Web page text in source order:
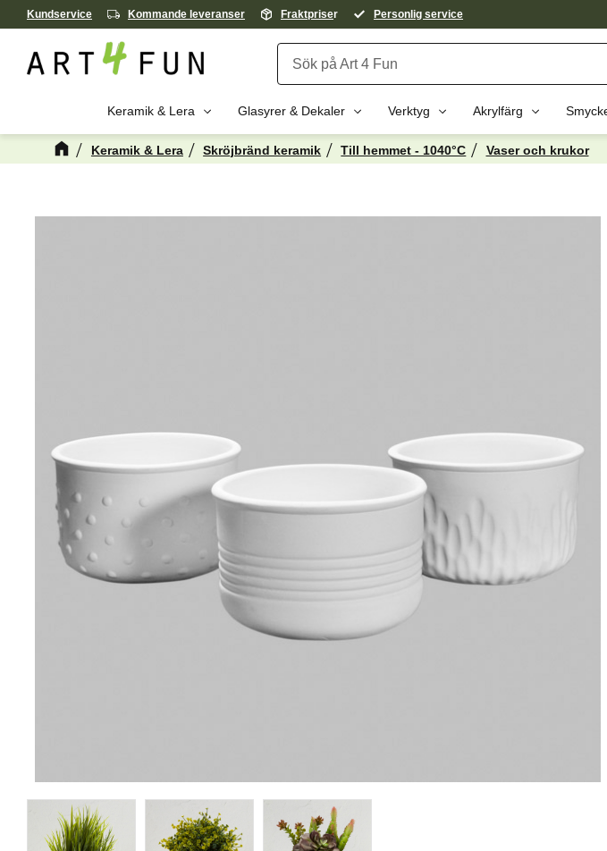
Kundservice Kommande leveranser Fraktpriser Personlig service
Keramik & Lera Glasyrer & Dekaler Verktyg Akrylfärg
Keramik & Lera Skröjbränd keramik Till hemmet - 1040°C Vaser och krukor
Ananas kruka - 8 st
Skröjbränt lergods
Snigelkruka - 3 st,
Skröjbränt lergods
Val kruka - 8 st